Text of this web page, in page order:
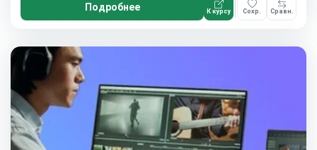
Подробнее К курсу Сохр. Сравн.